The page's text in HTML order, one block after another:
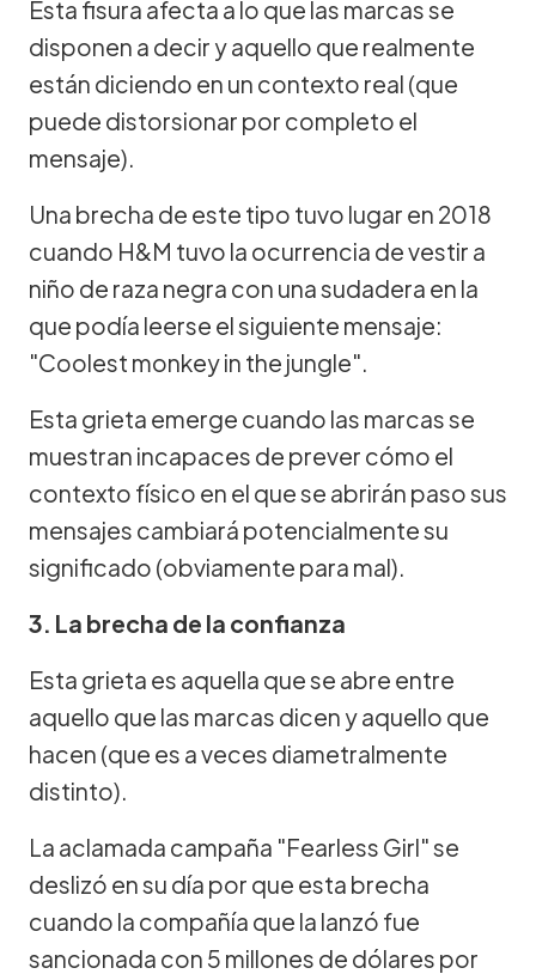
Esta fisura afecta a lo que las marcas se
disponen a decir y aquello que realmente
están diciendo en un contexto real (que
puede distorsionar por completo el
mensaje).
Una brecha de este tipo tuvo lugar en 2018
cuando H&M tuvo la ocurrencia de vestir a
niño de raza negra con una sudadera en la
que podía leerse el siguiente mensaje:
"Coolest monkey in the jungle".
Esta grieta emerge cuando las marcas se
muestran incapaces de prever cómo el
contexto físico en el que se abrirán paso sus
mensajes cambiará potencialmente su
significado (obviamente para mal).
3. La brecha de la confianza
Esta grieta es aquella que se abre entre
aquello que las marcas dicen y aquello que
hacen (que es a veces diametralmente
distinto).
La aclamada campaña "Fearless Girl" se
deslizó en su día por que esta brecha
cuando la compañía que la lanzó fue
sancionada con 5 millones de dólares por